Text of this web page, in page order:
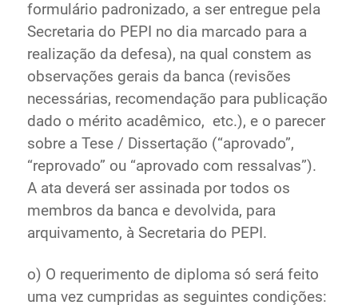
formulário padronizado, a ser entregue pela
Secretaria do PEPI no dia marcado para a
realização da defesa), na qual constem as
observações gerais da banca (revisões
necessárias, recomendação para publicação
dado o mérito acadêmico, etc.), e o parecer
sobre a Tese / Dissertação (“aprovado”,
“reprovado” ou “aprovado com ressalvas”).
A ata deverá ser assinada por todos os
membros da banca e devolvida, para
arquivamento, à Secretaria do PEPI.
o) O requerimento de diploma só será feito
uma vez cumpridas as seguintes condições: